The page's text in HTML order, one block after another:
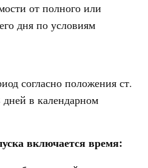
от полного или
дня по условиям
согласно положения ст.
в календарном
включается время: